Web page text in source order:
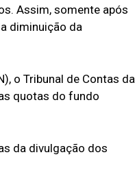
Assim, somente após
diminuição da
o Tribunal de Contas da
quotas do fundo
da divulgação dos